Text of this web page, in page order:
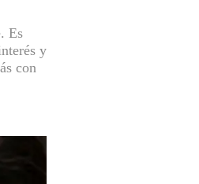
Es
y
con